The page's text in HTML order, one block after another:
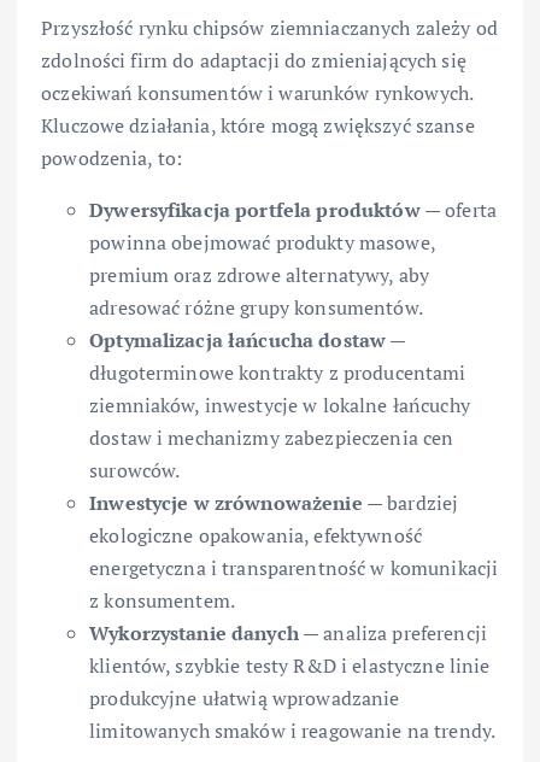
Przyszłość rynku chipsów ziemniaczanych zależy od
zdolności firm do adaptacji do zmieniających się
oczekiwań konsumentów i warunków rynkowych.
Kluczowe działania, które mogą zwiększyć szanse
powodzenia, to:
Dywersyfikacja portfela produktów— oferta
powinna obejmować produkty masowe,
premium oraz zdrowe alternatywy, aby
adresować różne grupy konsumentów.
Optymalizacja łańcucha dostaw—
długoterminowe kontrakty z producentami
ziemniaków, inwestycje w lokalne łańcuchy
dostaw i mechanizmy zabezpieczenia cen
surowców.
Inwestycje w zrównoważenie — bardziej
ekologiczne opakowania, efektywność
energetyczna i transparentność w komunikacji
z konsumentem.
Wykorzystanie danych— analiza preferencji
klientów, szybkie testy R&D i elastyczne linie
produkcyjne ułatwią wprowadzanie
limitowanych smaków i reagowanie na trendy.